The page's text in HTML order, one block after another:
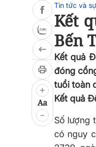
Aa
Tin tức và
Kết
Bến
Kết quả
đóng
tuổi toàn
Kết quả
Số lượng
có nguy